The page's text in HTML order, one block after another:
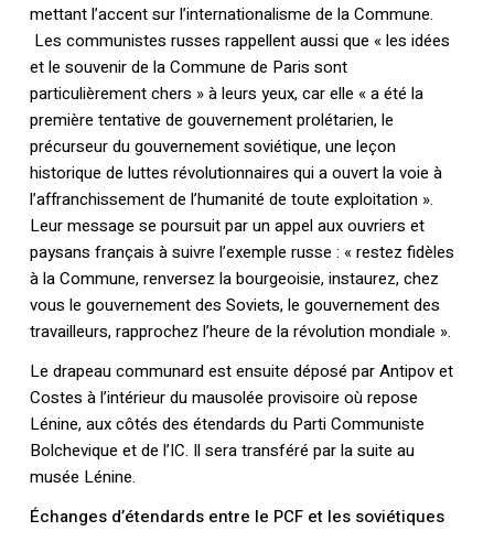
mettant l’accent sur l’internationalisme de la Commune.
Les communistes russes rappellent aussi que « les idées
et le souvenir de la Commune de Paris sont
particulièrement chers » à leurs yeux, car elle « a été la
première tentative de gouvernement prolétarien, le
précurseur du gouvernement soviétique, une leçon
historique de luttes révolutionnaires qui a ouvert la voie à
l’affranchissement de l’humanité de toute exploitation ».
Leur message se poursuit par un appel aux ouvriers et
paysans français à suivre l’exemple russe : « restez fidèles
à la Commune, renversez la bourgeoisie, instaurez, chez
vous le gouvernement des Soviets, le gouvernement des
travailleurs, rapprochez l’heure de la révolution mondiale ».
Le drapeau communard est ensuite déposé par Antipov et
Costes à l’intérieur du mausolée provisoire où repose
Lénine, aux côtés des étendards du Parti Communiste
Bolchevique et de l’IC. Il sera transféré par la suite au
musée Lénine.
Échanges d’étendards entre le PCF et les soviétiques